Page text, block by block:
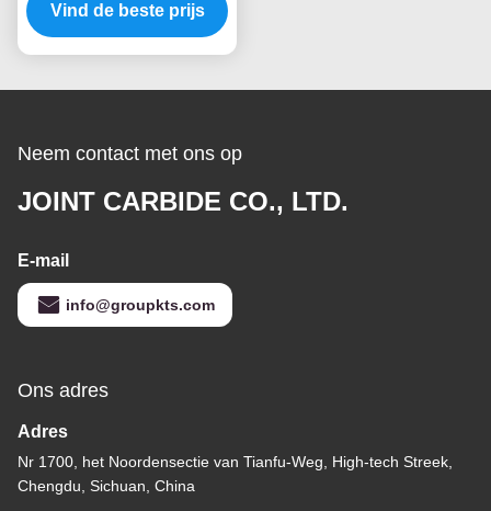
Carbide Burrs
Vind de beste prijs
Neem contact met ons op
JOINT CARBIDE CO., LTD.
E-mail
info@groupkts.com
Ons adres
Adres
Nr 1700, het Noordensectie van Tianfu-Weg, High-tech Streek,
Chengdu, Sichuan, China